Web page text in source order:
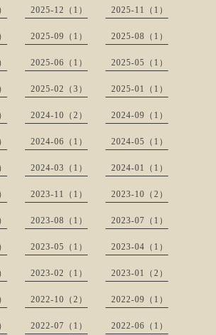
2025-12（1） 2025-11（1）
2025-09（1） 2025-08（1）
2025-06（1） 2025-05（1）
2025-02（3） 2025-01（1）
2024-10（2） 2024-09（1）
2024-06（1） 2024-05（1）
2024-03（1） 2024-01（1）
2023-11（1） 2023-10（2）
2023-08（1） 2023-07（1）
2023-05（1） 2023-04（1）
2023-02（1） 2023-01（2）
2022-10（2） 2022-09（1）
2022-07（1） 2022-06（1）